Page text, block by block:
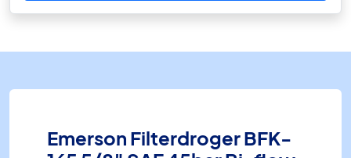
Emerson Filterdroger BFK-